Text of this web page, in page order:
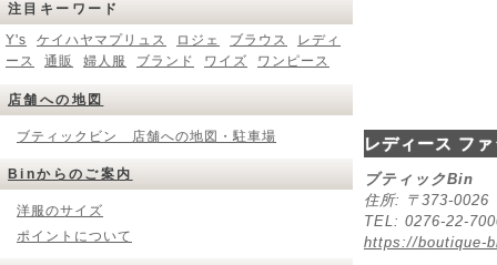
注目キーワード
Y's
ケイハヤマプリュス ロジェ ブラウス
レディ
ース
通販 婦人服 ブランド ワイズ ワンピース
店舗への地図
ブティックビン 店舗への地図・駐車場
Binからのご案内
洋服のサイズ
ポイントについて
レディース フ
ブティックBin
住所: 〒373-
TEL: 0276-22-
https://boutique-